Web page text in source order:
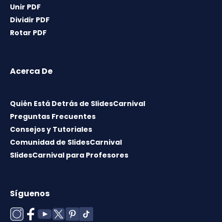
Unir PDF
Dividir PDF
Rotar PDF
Acerca De
Quién Está Detrás de SlidesCarnival
Preguntas Frecuentes
Consejos y Tutoriales
Comunidad de SlidesCarnival
SlidesCarnival para Profesores
Síguenos